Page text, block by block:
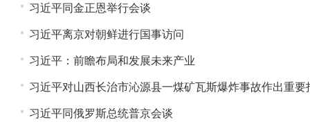
习近平同金正恩举行会谈
习近平离京对朝鲜进行国事访问
习近平：前瞻布局和发展未来产业
习近平对山西长治市沁源县一煤矿瓦斯爆炸事故作出重要
习近平同俄罗斯总统普京会谈